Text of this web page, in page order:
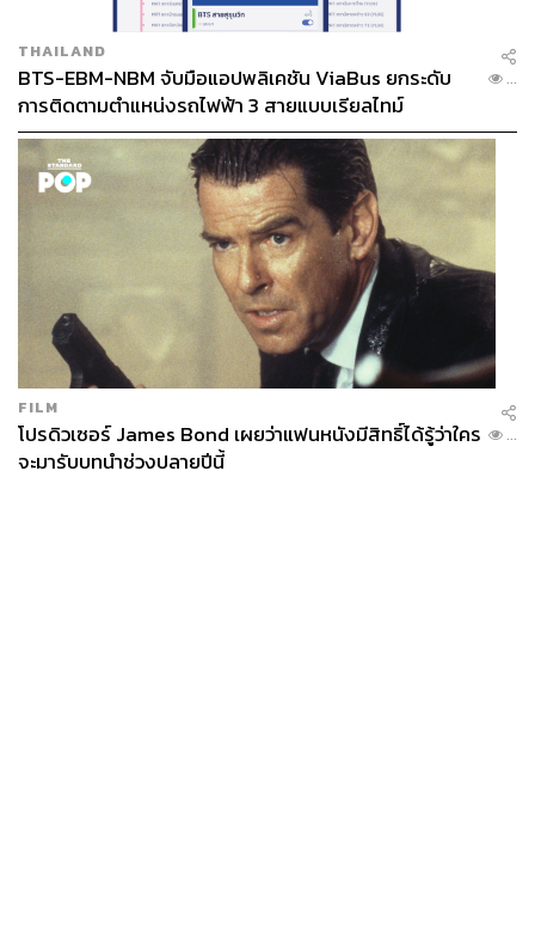
THAILAND
BTS-EBM-NBM จับมือแอปพลิเคชัน ViaBus ยกระดับ
การติดตามตำแหน่งรถไฟฟ้า 3 สายแบบเรียลไทม์
...
FILM
โปรดิวเซอร์ James Bond เผยว่าแฟนหนังมีสิทธิ์ได้รู้ว่าใคร
จะมารับบทนำช่วงปลายปีนี้
...